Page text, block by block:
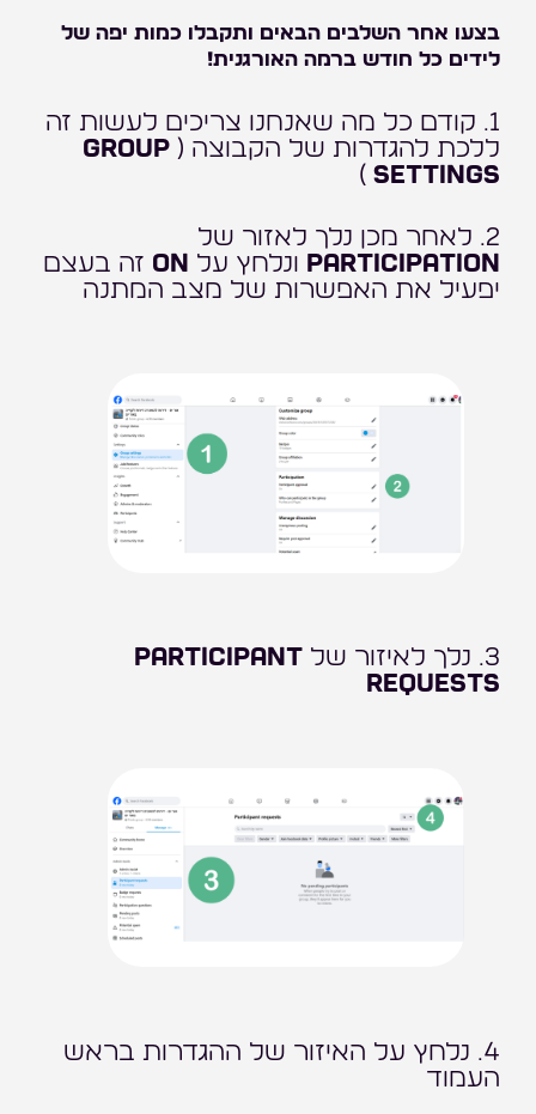
בצעו אחר השלבים הבאים ותקבלו כמות יפה של
לידים כל חודש ברמה האורגנית!
1. קודם כל מה שאנחנו צריכים לעשות זה
ללכת להגדרות של הקבוצה ( Group
Settings
)
2. לאחר מכן נלך לאזור של
Participation ונלחץ על ON זה בעצם
יפעיל את האפשרות של מצב המתנה
3. נלך לאיזור של
Participant
requests
4. נלחץ על האיזור של ההגדרות בראש
העמוד